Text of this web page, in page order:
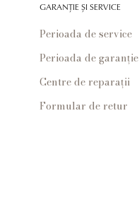
GARANȚIE ȘI SERVICE
Perioada de service
Perioada de garanție
Centre de reparații
Formular de retur